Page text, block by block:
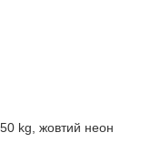
kg, жовтий неон